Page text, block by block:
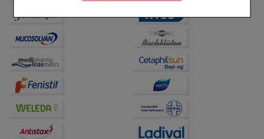
Einkaufserlebnis noch ansprechender zu gestalten,
Besuchers oder unsere Seite an bevorzugte
Verhaltensweisen (z.B. Spracheinstellung)
anzupassen. Komfort-Cookies ermöglichen es uns
auch auf Ihre Bedürfnisse zugeschrittene Inhalte
anzuzeigen und unser Partnerprogramm zu
betreiben.
Statistik & Tracking:
Hierüber lassen sich
Informationen über die Art und Weise der Nutzung
unserer Website sammeln, mit deren Hilfe wir unsere